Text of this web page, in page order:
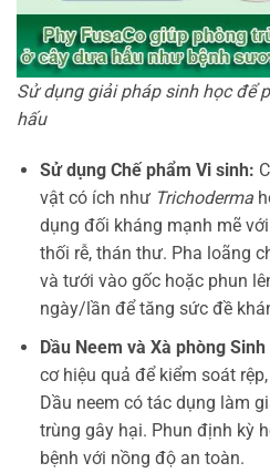
Sử dụng giải pháp sinh học để
hấu
Sử dụng Chế phẩm Vi sinh:
vật có ích như Trichoderma
dụng đối kháng mạnh mẽ
thối rễ, thán thư. Pha loãng
và tưới vào gốc hoặc phun
ngày/lần để tăng sức đề
Dầu Neem và Xà phòng Sinh
cơ hiệu quả để kiểm soát
Dầu neem có tác dụng làm
trùng gây hại. Phun định kỳ
bệnh với nồng độ an toàn.